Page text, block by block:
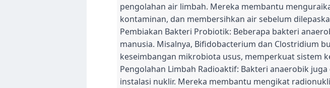
pengolahan air limbah. Mereka membantu
kontaminan, dan membersihkan air sebelum
Pembiakan Bakteri Probiotik: Beberapa bakteri
manusia. Misalnya, Bifidobacterium dan Clostridium
keseimbangan mikrobiota usus, memperkuat sistem
Pengolahan Limbah Radioaktif: Bakteri anaerobik
instalasi nuklir. Mereka membantu mengikat